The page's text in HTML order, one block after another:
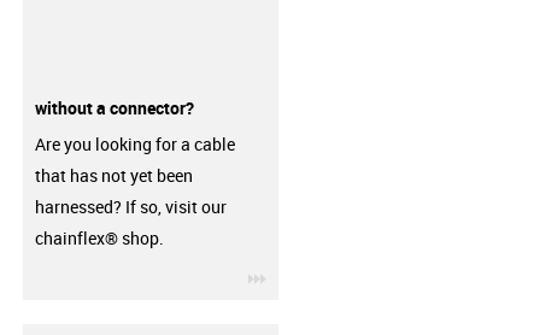
without a connector?
Are you looking for a cable
that has not yet been
harnessed? If so, visit our
chainflex® shop.